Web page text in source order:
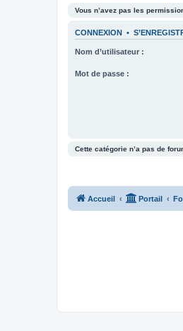
Vous n’avez pas les
CONNEXION •
Nom d’utilisateur :
Mot de passe :
Cette catégorie n’a pas de
Accueil Portail